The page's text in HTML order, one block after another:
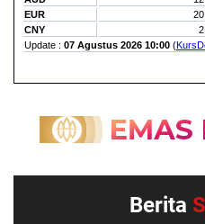
Berita